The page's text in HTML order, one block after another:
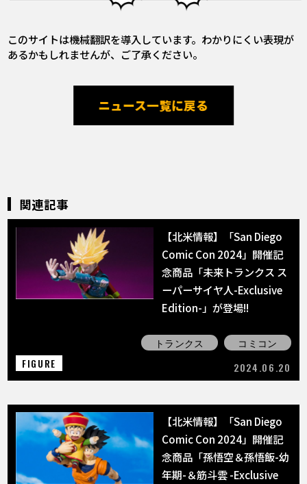
このサイトは機械翻訳を導入しています。わかりにくい表現が
あるかもしれませんが、ご了承ください。
ニュース一覧に戻る
関連記事
【北米情報】「San Diego
Comic Con 2024」開催記
念商品「未来トランクス ス
ーパーサイヤ人-Exclusive
Edition-」が登場!!
トランクス
コミコン
FIGURE
2024.06.20
【北米情報】「San Diego
Comic Con 2024」開催記
念商品「孫悟空＆孫悟飯-幼
年期-＆筋斗雲 -Exclusive